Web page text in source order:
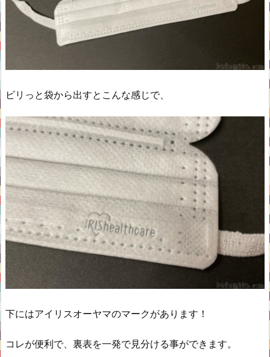
ビリっと袋から出すとこんな感じで、
下にはアイリスオーヤマのマークがあります！
コレが便利で、裏表を一発で見分ける事ができます。